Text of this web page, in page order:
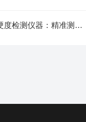
便携式水质硬度检测仪器：精准测算水体硬度，家用工业两用适配